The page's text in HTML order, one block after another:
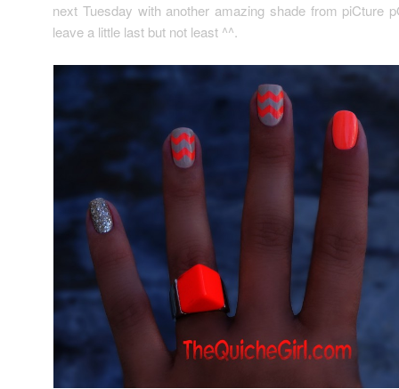
next Tuesday with another amazing shade from piCture
leave a little last but not least ^^.